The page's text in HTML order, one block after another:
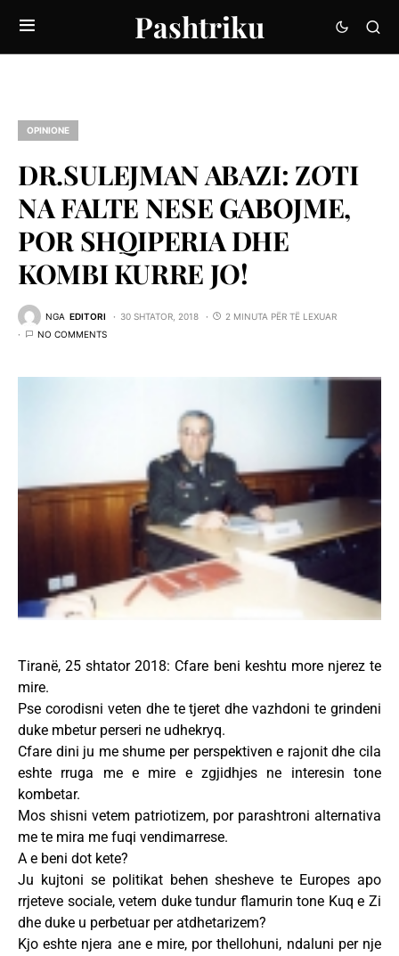
Pashtriku
OPINIONE
DR.SULEJMAN ABAZI: ZOTI
NA FALTE NESE GABOJME,
POR SHQIPERIA DHE
KOMBI KURRE JO!
NGA EDITORI 30 SHTATOR, 2018
2 MINUTA PËR TË LEXUAR
NO COMMENTS
Tiranë, 25 shtator 2018: Cfare beni keshtu more njerez te
mire.
Pse corodisni veten dhe te tjeret dhe vazhdoni te grindeni
duke mbetur perseri ne udhekryq.
Cfare dini ju me shume per perspektiven e rajonit dhe cila
eshte rruga me e mire e zgjidhjes ne interesin tone
kombetar.
Mos shisni vetem patriotizem, por parashtroni alternativa
me te mira me fuqi vendimarrese.
A e beni dot kete?
Ju kujtoni se politikat behen shesheve te Europes apo
rrjeteve sociale, vetem duke tundur flamurin tone Kuq e Zi
dhe duke u perbetuar per atdhetarizem?
Kjo eshte njera ane e mire, por thellohuni, ndaluni per nje